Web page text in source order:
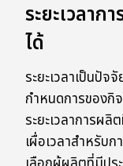
ระยะเวลาก
ได้
ระยะเวลาเป็นปัจ
กำหนดการของกิ
ระยะเวลาการผ
เผื่อเวลาสำหรับ